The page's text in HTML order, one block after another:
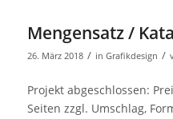
Mengensatz /
26. März 2018 / in Grafikdesign /
Projekt abgeschlossen:
Seiten zzgl. Umschlag,